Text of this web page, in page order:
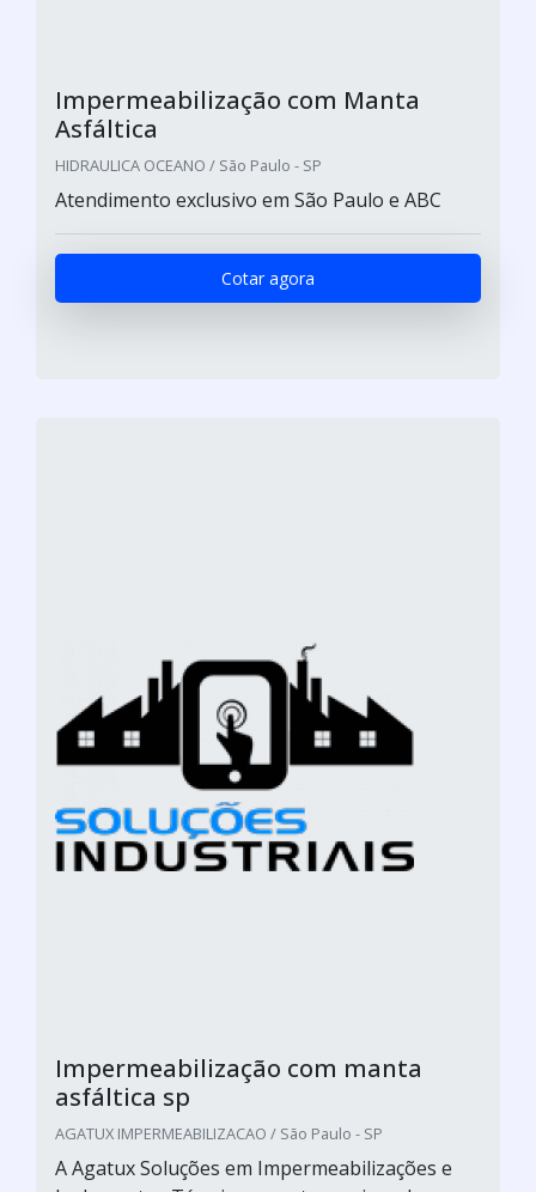
Impermeabilização com Manta
Asfáltica
HIDRAULICA OCEANO / São Paulo - SP
Atendimento exclusivo em São Paulo e ABC
Cotar agora
Impermeabilização com manta
asfáltica sp
AGATUX IMPERMEABILIZACAO / São Paulo - SP
A Agatux Soluções em Impermeabilizações e